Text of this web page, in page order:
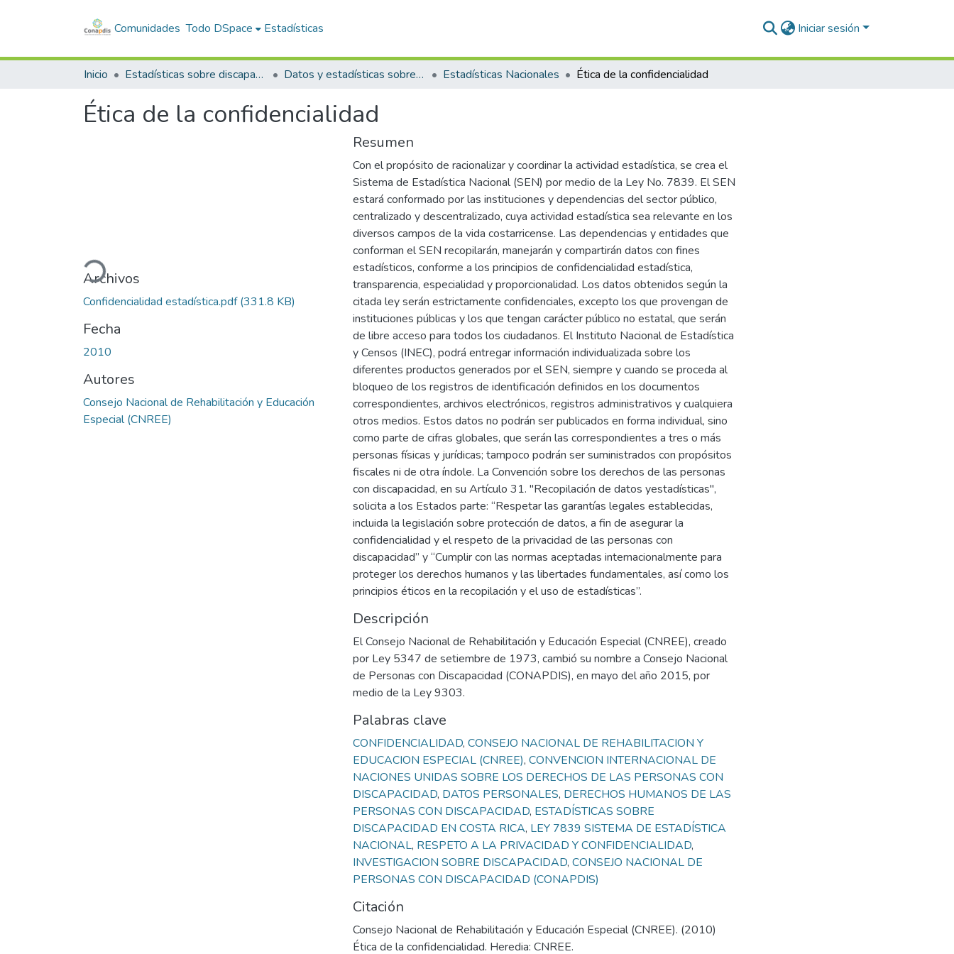
Comunidades Todo DSpace Estadísticas Iniciar sesión
Inicio Estadísticas sobre discapacidad Datos y estadísticas sobre discapacidad Estadísticas Nacionales Ética de la confidencialidad
Ética de la confidencialidad
Cargando...
Archivos
Confidencialidad estadística.pdf(331.8 KB)
Fecha
2010
Autores
Consejo Nacional de Rehabilitación y Educación
Especial (CNREE)
Resumen
Con el propósito de racionalizar y coordinar la actividad estadística, se crea el
Sistema de Estadística Nacional (SEN) por medio de la Ley No. 7839. El SEN
estará conformado por las instituciones y dependencias del sector público,
centralizado y descentralizado, cuya actividad estadística sea relevante en los
diversos campos de la vida costarricense. Las dependencias y entidades que
conforman el SEN recopilarán, manejarán y compartirán datos con fines
estadísticos, conforme a los principios de confidencialidad estadística,
transparencia, especialidad y proporcionalidad. Los datos obtenidos según la
citada ley serán estrictamente confidenciales, excepto los que provengan de
instituciones públicas y los que tengan carácter público no estatal, que serán
de libre acceso para todos los ciudadanos. El Instituto Nacional de Estadística
y Censos (INEC), podrá entregar información individualizada sobre los
diferentes productos generados por el SEN, siempre y cuando se proceda al
bloqueo de los registros de identificación definidos en los documentos
correspondientes, archivos electrónicos, registros administrativos y cualquiera
otros medios. Estos datos no podrán ser publicados en forma individual, sino
como parte de cifras globales, que serán las correspondientes a tres o más
personas físicas y jurídicas; tampoco podrán ser suministrados con propósitos
fiscales ni de otra índole. La Convención sobre los derechos de las personas
con discapacidad, en su Artículo 31. "Recopilación de datos yestadísticas",
solicita a los Estados parte: “Respetar las garantías legales establecidas,
incluida la legislación sobre protección de datos, a fin de asegurar la
confidencialidad y el respeto de la privacidad de las personas con
discapacidad” y “Cumplir con las normas aceptadas internacionalmente para
proteger los derechos humanos y las libertades fundamentales, así como los
principios éticos en la recopilación y el uso de estadísticas”.
Descripción
El Consejo Nacional de Rehabilitación y Educación Especial (CNREE), creado
por Ley 5347 de setiembre de 1973, cambió su nombre a Consejo Nacional
de Personas con Discapacidad (CONAPDIS), en mayo del año 2015, por
medio de la Ley 9303.
Palabras clave
CONFIDENCIALIDAD, CONSEJO NACIONAL DE REHABILITACION Y
EDUCACION ESPECIAL (CNREE), CONVENCION INTERNACIONAL DE
NACIONES UNIDAS SOBRE LOS DERECHOS DE LAS PERSONAS CON
DISCAPACIDAD, DATOS PERSONALES, DERECHOS HUMANOS DE LAS
PERSONAS CON DISCAPACIDAD, ESTADÍSTICAS SOBRE
DISCAPACIDAD EN COSTA RICA, LEY 7839 SISTEMA DE ESTADÍSTICA
NACIONAL, RESPETO A LA PRIVACIDAD Y CONFIDENCIALIDAD,
INVESTIGACION SOBRE DISCAPACIDAD, CONSEJO NACIONAL DE
PERSONAS CON DISCAPACIDAD (CONAPDIS)
Citación
Consejo Nacional de Rehabilitación y Educación Especial (CNREE). (2010)
Ética de la confidencialidad. Heredia: CNREE.